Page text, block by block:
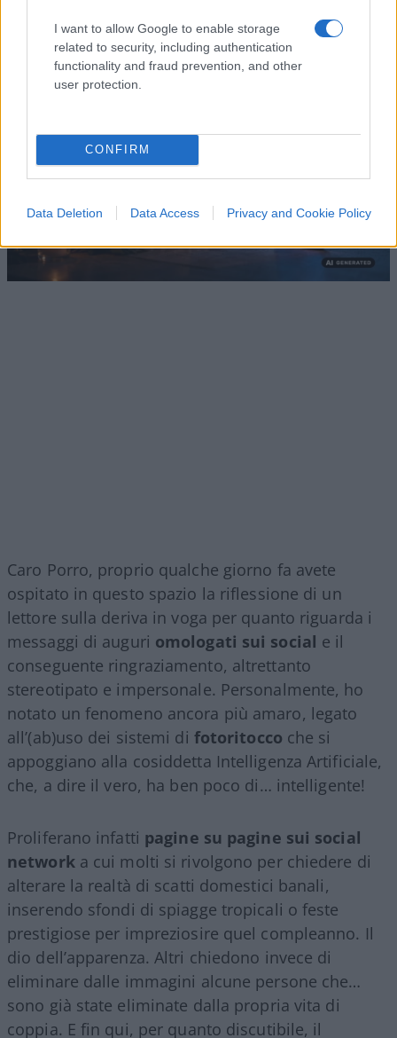
I want to allow Google to enable storage
related to security, including authentication
functionality and fraud prevention, and other
user protection.
CONFIRM
Data Deletion Data Access Privacy and Cookie Policy
La Posta
9 Agosto 2026, 19:56
1.9k
Caro Porro, proprio qualche giorno fa avete
ospitato in questo spazio la riflessione di un
lettore sulla deriva in voga per quanto riguarda i
messaggi di auguri omologati sui social e il
conseguente ringraziamento, altrettanto
stereotipato e impersonale. Personalmente, ho
notato un fenomeno ancora più amaro, legato
all’(ab)uso dei sistemi di fotoritocco che si
appoggiano alla cosiddetta Intelligenza Artificiale,
che, a dire il vero, ha ben poco di… intelligente!
Proliferano infatti pagine su pagine sui social
networka cui molti si rivolgono per chiedere di
alterare la realtà di scatti domestici banali,
inserendo sfondi di spiagge tropicali o feste
prestigiose per impreziosire quel compleanno. Il
dio dell’apparenza. Altri chiedono invece di
eliminare dalle immagini alcune persone che…
sono già state eliminate dalla propria vita di
coppia. E fin qui, per quanto discutibile, il